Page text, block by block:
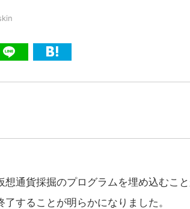
ら記者としてまた起業家としてITスタートアップ
レーやEU等でのスタートアップを経験。日本では
想通貨採掘のプログラムを埋め込むこ
了することが明らかになりました。